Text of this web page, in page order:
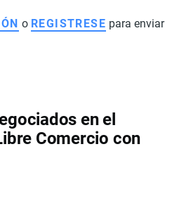
o REGISTRESE para enviar
en el
Comercio con